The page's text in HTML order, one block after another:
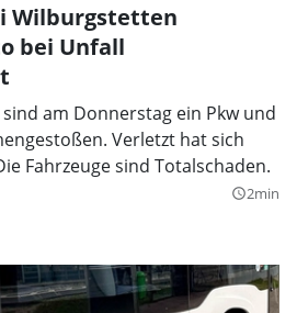
Wilburgstetten
bei Unfall
am Donnerstag ein Pkw und
Verletzt hat sich
Fahrzeuge sind Totalschaden.
query_builder2min